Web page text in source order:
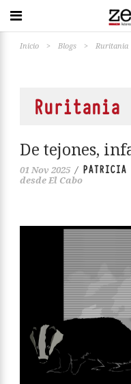
Inicio > Blogs > Ruritania
Ruritania
De tejones,
01 Nov 2025 / PATRICIA
desde El Cabo